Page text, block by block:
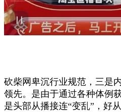
砍柴网卑沉行业规范，三是
领先。是由于通过各种体例
是头部从播接连“变乱”，好